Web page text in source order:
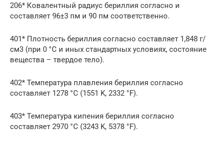
206* Ковалентный радиус бериллия согласно и
составляет 96±3 пм и 90 пм соответственно.
401* Плотность бериллия согласно составляет 1,848 г/
см3 (при 0 °C и иных стандартных условиях, состояние
вещества – твердое тело).
402* Температура плавления бериллия согласно
составляет 1278 °C (1551 K, 2332 °F).
403* Температура кипения бериллия согласно
составляет 2970 °C (3243 K, 5378 °F).